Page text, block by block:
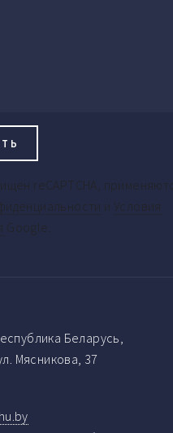
reCAPTCHA,
и Условия
Google.
Беларусь,
Мясникова, 37